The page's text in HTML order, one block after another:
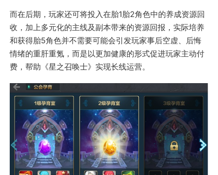
而在后期，玩家还可将投入在胎1胎2角色中的养成资源回
收，加上多元化的主线及副本带来的资源回报，实际培养
和获得胎5角色并不需要可能会引发玩家事后空虚、后悔
情绪的重肝重氪，而是以更加健康的形式促进玩家主动付
费，帮助《星之召唤士》实现长线运营。